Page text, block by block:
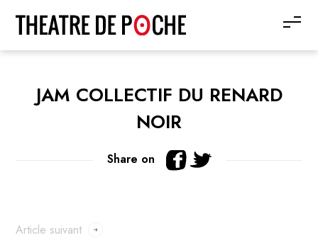
JAM COLLECTIF DU RENARD
NOIR
Share on
Article suivant